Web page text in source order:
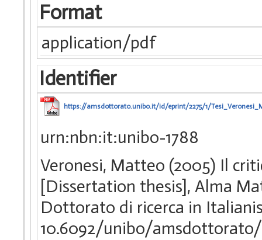
Format
application/pdf
Identifier
https://amsdottorato.unibo.it/id/eprint/2275/1/
urn:nbn:it:unibo-1788
Veronesi, Matteo (2005) Il
[Dissertation thesis], Alma
Dottorato di ricerca in
10.6092/unibo/amsdottorato/